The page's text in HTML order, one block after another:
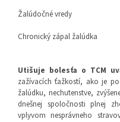
Žalúdočné vredy
Chronický zápal žalúdka
Utišuje bolesťa o TCM
zažívacích ťažkostí, ako je
žalúdku, nechutenstve,
dnešnej spoločnosti plnej
vplyvom nesprávneho